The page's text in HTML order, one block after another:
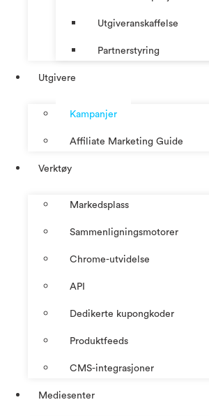
Utgiveranskaffelse
Partnerstyring
Utgivere
Kampanjer
Affiliate Marketing Guide
Verktøy
Markedsplass
Sammenligningsmotorer
Chrome-utvidelse
API
Dedikerte kupongkoder
Produktfeeds
CMS-integrasjoner
Mediesenter